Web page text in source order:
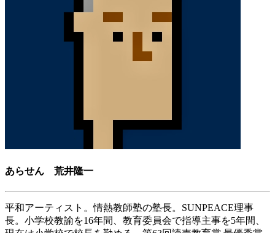
あらせん 荒井隆一
平和アーティスト。情熱教師塾の塾長。SUNPEACE理事
長。小学校教諭を16年間、教育委員会で指導主事を5年間、